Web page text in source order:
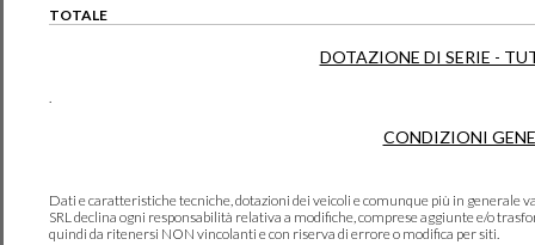
TOTALE
DOTAZIONE DI SERIE -
CONDIZIONI
Dati e caratteristiche tecniche, dotazioni dei veicoli e comunque più in generale
SRL declina ogni responsabilità relativa a modifiche, comprese aggiunte e/o
quindi da ritenersi NON vincolanti e con riserva di errore o modifica per siti.